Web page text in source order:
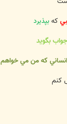
کهبپذيرد
جواب بگويد
انساني که من مي خواهم